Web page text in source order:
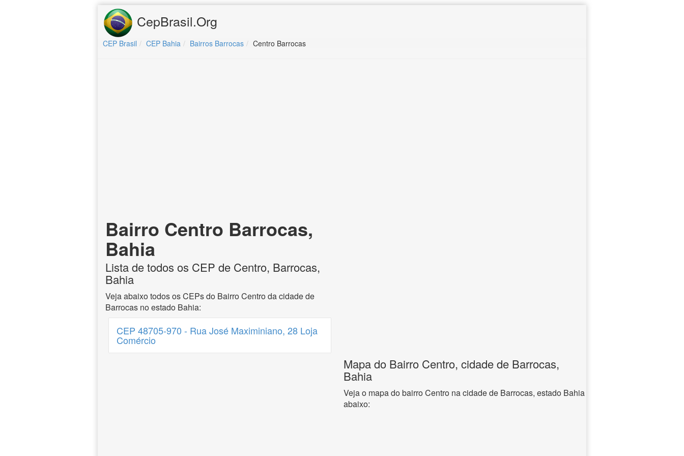
CepBrasil.Org
CEP Brasil CEP Bahia Bairros Barrocas Centro Barrocas
Bairro Centro Barrocas,
Bahia
Lista de todos os CEP de Centro, Barrocas,
Bahia
Veja abaixo todos os CEPs do Bairro Centro da cidade de
Barrocas no estado Bahia:
CEP 48705-970 - Rua José Maximiniano, 28 Loja
Comércio
Mapa do Bairro Centro, cidade de Barrocas,
Bahia
Veja o mapa do bairro Centro na cidade de Barrocas, estado Bahia
abaixo: